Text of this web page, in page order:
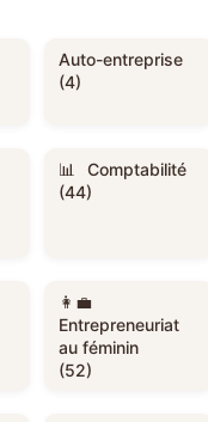
Auto-entreprise
(4)
Comptabilité
(44)
Entrepreneuriat
au féminin
(52)